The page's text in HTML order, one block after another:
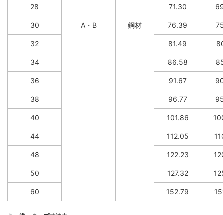
A・B 鋼材
28 71.30
30 76.39
32 81.49
34 86.58
36 91.67
38 96.77
40 101.86
44 112.05
48 122.23
50 127.32
60 152.79